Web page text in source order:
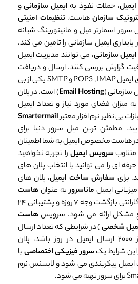
، حملات نفوذ به ایمیل سازمانیو
سازمان هاست.تنظیمات امنیتی
سرور اسمارتر میل و مانیتورینگ شبانه
ایمیل سازمانی را تامین می کند.
سازمانی، می توانند مدیریت ایمیل
گزارش بررسی کنند. ارسال و دریافت
ایمیل از طریق پروتکل های ایمیل POP3 , IMAP و SMTP یکی از بی
سازمانی (Email Hosting) است. در پلان
فضای مورد نیاز و تعداد ایمیل
بی نظیر نرم افزار معتبرSmartermail
مطمئن ترین میل سرور دنیا برای
هاست مخصوص ایمیل به شما اطمینان
سرویس ایمیل را تجربه نخواهید
ای را می توانید با انتخاب پلان های
برای سفارش ساخت ایمیل، پلان های
ایمیل ماناسروربه عنوانهاست
اما مطمئن با گارانتی بازگشت وجه ۷ روزه و پشتیبانی ۲۴
مشکل ارائه می شود. سرویسهاست
شخصی) در شرایطی که تعداد ارسال
و دریافت روزانه بیش از ۲۰۰۰ ارسال ایمیل در روز باشد، پلان
شرایط یکسرور فیزیکی اختصاصیبا
ایمیل پیکربندی می شود و لایسنس نرم